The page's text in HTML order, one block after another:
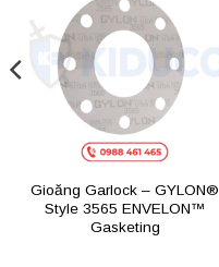
Gioăng Garlock – GYLON®
Style 3565 ENVELON™
Gasketing